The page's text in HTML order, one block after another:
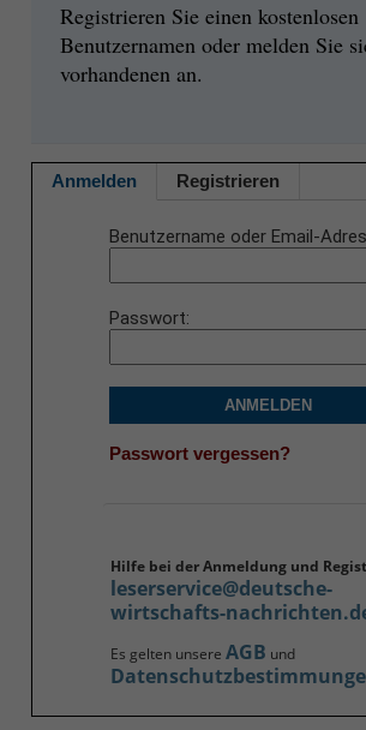
Registrieren Sie einen kostenlosen
Benutzernamen oder melden Sie
vorhandenen an.
Anmelden Registrieren
Benutzername oder Email-
Passwort
ANMELDEN
Passwort vergessen?
Hilfe bei der Anmeldung und
leserservice@deutsche-
wirtschafts-
Es gelten unsere AGB und